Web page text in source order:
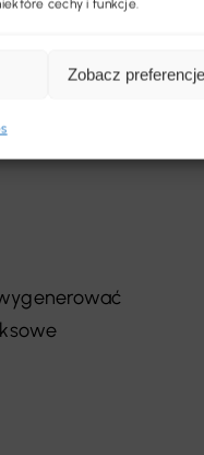
cechy i funkcje.
Zobacz preferencje